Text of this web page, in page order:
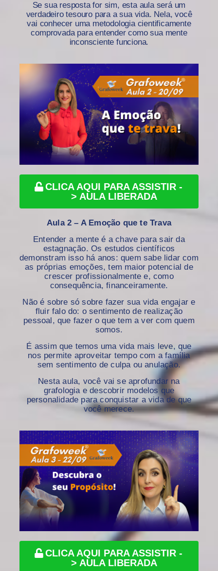
Se sua resposta for sim, esta aula será um
verdadeiro tesouro para a sua vida. Nela, você
vai conhecer uma metodologia cientificamente
comprovada para entender como sua mente
inconsciente funciona.
CLICA AQUI PARA ASSISTIR -
> AULA LIBERADA
Aula 2 – A Emoção que te Trava
Entender a mente é a chave para sair da
estagnação. Os estudos científicos
demonstram isso há anos: quem sabe lidar com
as próprias emoções, tem maior potencial de
crescer profissionalmente e, como
consequência, financeiramente.
Não é sobre só sobre fazer sua vida engajar e
fluir falo do: o sentimento de realização
pessoal, que fazer o que tem a ver com quem
somos.
É assim que temos uma vida mais leve, que
nos permite aproveitar tempo com a família
sem sentimento de culpa ou anulação.
Nesta aula, você vai se aprofundar na
grafologia e descobrir modelos que
personalidade para conquistar a vida de que
você merece.
CLICA AQUI PARA ASSISTIR -
> AULA LIBERADA